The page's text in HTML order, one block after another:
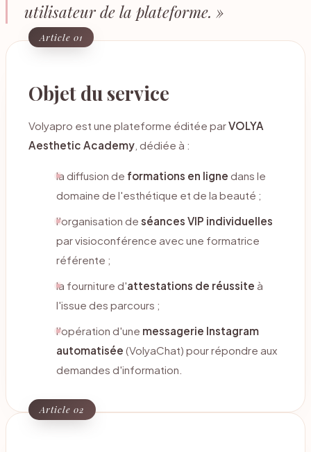
utilisateur de la plateforme. »
Article 01
Objet du service
Volyapro est une plateforme éditée parVOLYA
Aesthetic Academy , dédiée à :
la diffusion de formations en ligne dans le
domaine de l'esthétique et de la beauté ;
l'organisation de séances VIP individuelles
par visioconférence avec une formatrice
référente ;
la fourniture d'attestations de réussite à
l'issue des parcours ;
l'opération d'une messagerie Instagram
automatisée (VolyaChat) pour répondre aux
demandes d'information.
Article 02